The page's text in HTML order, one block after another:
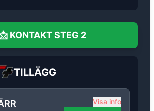
📩 KONTAKT STEG 2
TILLÄGG
Visa info